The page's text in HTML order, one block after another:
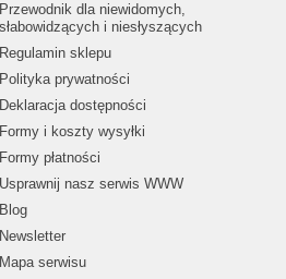
Przewodnik dla niewidomych,
słabowidzących i niesłyszących
Regulamin sklepu
Polityka prywatności
Deklaracja dostępności
Formy i koszty wysyłki
Formy płatności
Usprawnij nasz serwis WWW
Blog
Newsletter
Mapa serwisu